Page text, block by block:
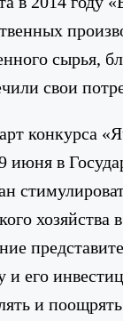
сырья,
свои
конкурса
июня в
хозяйства
и его
и